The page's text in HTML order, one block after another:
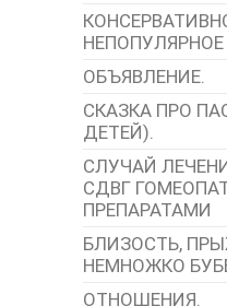
ОБЪЯВЛЕНИЕ.
СКАЗКА ПРО
ДЕТЕЙ).
СЛУЧАЙ
СДВГ
ПРЕПАРАТАМИ
БЛИЗОСТЬ,
НЕМНОЖКО
ОТНОШЕНИЯ.